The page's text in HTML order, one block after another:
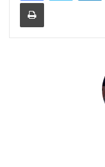
Print